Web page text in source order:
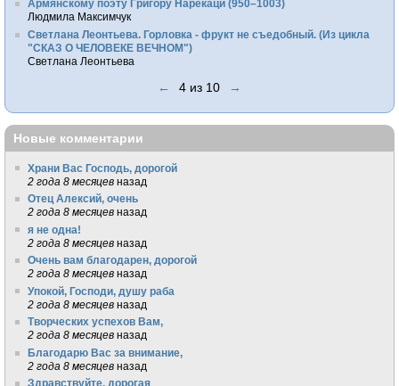
Армянскому поэту Григору Нарекаци (950–1003)
Людмила Максимчук
Светлана Леонтьева. Горловка - фрукт не съедобный. (Из цикла
"СКАЗ О ЧЕЛОВЕКЕ ВЕЧНОМ")
Светлана Леонтьева
← 4 из 10 →
Новые комментарии
Храни Вас Господь, дорогой
2 года 8 месяцев назад
Отец Алексий, очень
2 года 8 месяцев назад
я не одна!
2 года 8 месяцев назад
Очень вам благодарен, дорогой
2 года 8 месяцев назад
Упокой, Господи, душу раба
2 года 8 месяцев назад
Творческих успехов Вам,
2 года 8 месяцев назад
Благодарю Вас за внимание,
2 года 8 месяцев назад
Здравствуйте, дорогая